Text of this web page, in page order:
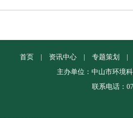
首页 资讯中心 专题策划
主办单位：中山市环境
联系电话：